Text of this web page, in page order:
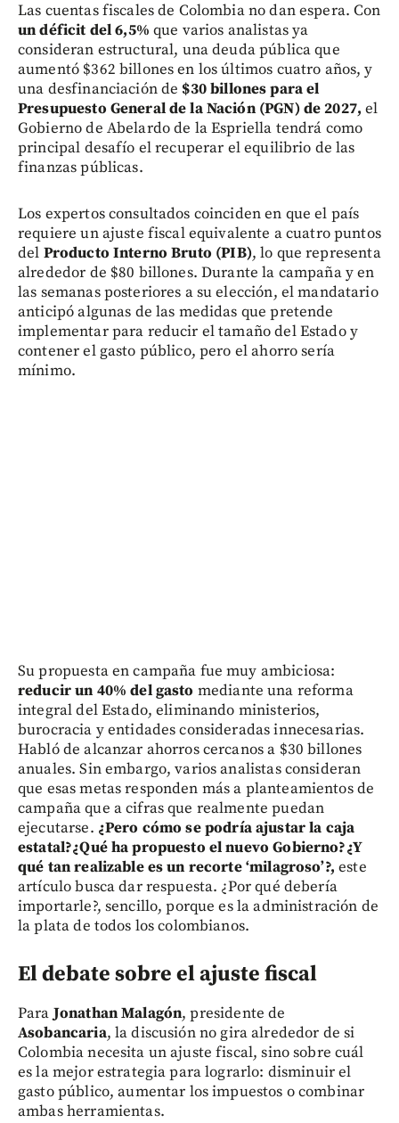
Las cuentas fiscales de Colombia no dan espera. Con
un déficit del 6,5% que varios analistas ya
consideran estructural, una deuda pública que
aumentó $362 billones en los últimos cuatro años, y
una desfinanciación de $30 billones para el
Presupuesto General de la Nación (PGN) de 2027, el
Gobierno de Abelardo de la Espriella tendrá como
principal desafío el recuperar el equilibrio de las
finanzas públicas.
Los expertos consultados coinciden en que el país
requiere un ajuste fiscal equivalente a cuatro puntos
del Producto Interno Bruto (PIB), lo que representa
alrededor de $80 billones. Durante la campaña y en
las semanas posteriores a su elección, el mandatario
anticipó algunas de las medidas que pretende
implementar para reducir el tamaño del Estado y
contener el gasto público, pero el ahorro sería
mínimo.
Su propuesta en campaña fue muy ambiciosa:
reducir un 40% del gasto mediante una reforma
integral del Estado, eliminando ministerios,
burocracia y entidades consideradas innecesarias.
Habló de alcanzar ahorros cercanos a $30 billones
anuales. Sin embargo, varios analistas consideran
que esas metas responden más a planteamientos de
campaña que a cifras que realmente puedan
ejecutarse. ¿Pero cómo se podría ajustar la caja
estatal?¿Qué ha propuesto el nuevo Gobierno?¿Y
qué tan realizable es un recorte ‘milagroso’?, este
artículo busca dar respuesta. ¿Por qué debería
importarle?, sencillo, porque es la administración de
la plata de todos los colombianos.
El debate sobre el ajuste fiscal
ParaJonathan Malagón, presidente de
Asobancaria, la discusión no gira alrededor de si
Colombia necesita un ajuste fiscal, sino sobre cuál
es la mejor estrategia para lograrlo: disminuir el
gasto público, aumentar los impuestos o combinar
ambas herramientas.